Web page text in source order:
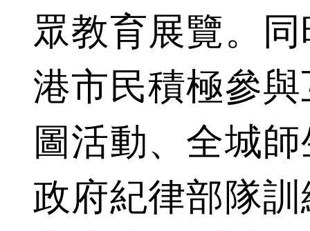
眾教育展覽。
港市民積極參
圖活動、全城
政府紀律部隊